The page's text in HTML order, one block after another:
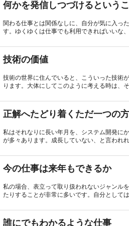
何かを発信しつづけるという
関わる仕事とは関係なしに、自分が気に入っ
す。ゆくゆくは仕事でも利用できればいいな
技術の価値
技術の世界に住んでいると、こういった技術
ります。大体にしてこのように考える時は、
正解へたどり着くただ一つの
私はそれなりに長い年月を、システム開発に
が多々あります。成長していない、と言われ
今の仕事は来年もできるか
私の場合、表立って取り扱われないジャンル
たりすることが非常に多いです。自分として
誰にでもわかるような仕事